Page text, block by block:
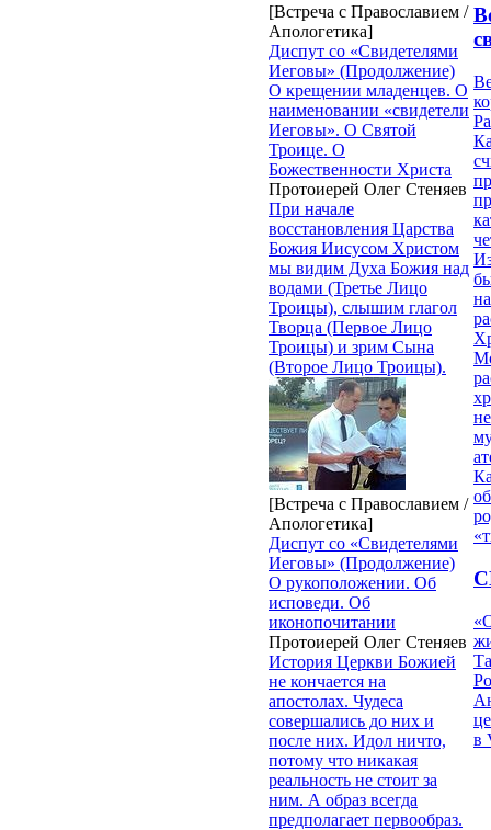
[Встреча с Православием /
Апологетика]
Диспут со «Свидетелями
Иеговы» (Продолжение)
О крещении младенцев. О
наименовании «свидетели
Иеговы». О Святой
Троице. О
Божественности Христа
Протоиерей Олег Стеняев
При начале
восстановления Царства
Божия Иисусом Христом
мы видим Духа Божия над
водами (Третье Лицо
Троицы), слышим глагол
Творца (Первое Лицо
Троицы) и зрим Сына
(Второе Лицо Троицы).
[Встреча с Православием /
Апологетика]
Диспут со «Свидетелями
Иеговы» (Продолжение)
О рукоположении. Об
исповеди. Об
иконопочитании
Протоиерей Олег Стеняев
История Церкви Божией
не кончается на
апостолах. Чудеса
совершались до них и
после них. Идол ничто,
потому что никакая
реальность не стоит за
ним. А образ всегда
предполагает первообраз.
в